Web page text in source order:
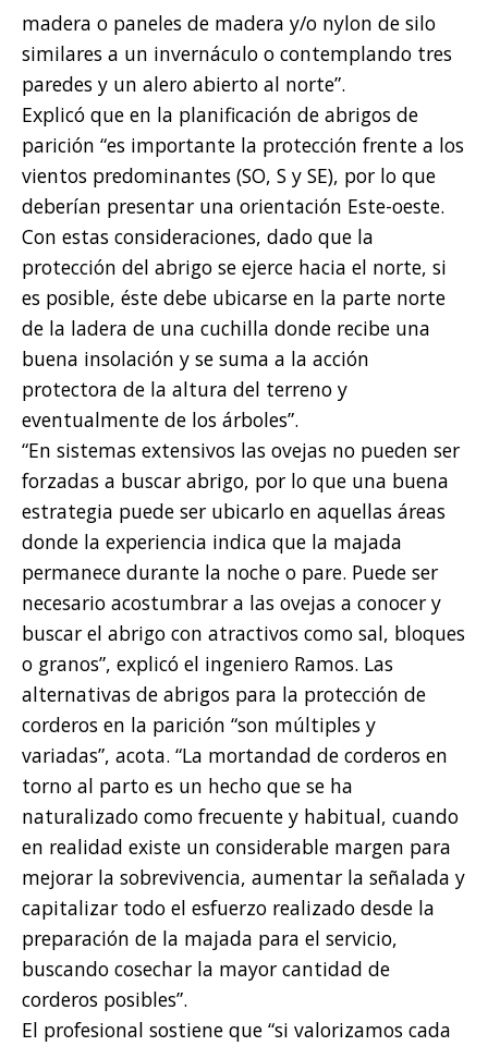
madera o paneles de madera y/o nylon de silo
similares a un invernáculo o contemplando tres
paredes y un alero abierto al norte”.
Explicó que en la planificación de abrigos de
parición “es importante la protección frente a los
vientos predominantes (SO, S y SE), por lo que
deberían presentar una orientación Este-oeste.
Con estas consideraciones, dado que la
protección del abrigo se ejerce hacia el norte, si
es posible, éste debe ubicarse en la parte norte
de la ladera de una cuchilla donde recibe una
buena insolación y se suma a la acción
protectora de la altura del terreno y
eventualmente de los árboles”.
“En sistemas extensivos las ovejas no pueden ser
forzadas a buscar abrigo, por lo que una buena
estrategia puede ser ubicarlo en aquellas áreas
donde la experiencia indica que la majada
permanece durante la noche o pare. Puede ser
necesario acostumbrar a las ovejas a conocer y
buscar el abrigo con atractivos como sal, bloques
o granos”, explicó el ingeniero Ramos. Las
alternativas de abrigos para la protección de
corderos en la parición “son múltiples y
variadas”, acota. “La mortandad de corderos en
torno al parto es un hecho que se ha
naturalizado como frecuente y habitual, cuando
en realidad existe un considerable margen para
mejorar la sobrevivencia, aumentar la señalada y
capitalizar todo el esfuerzo realizado desde la
preparación de la majada para el servicio,
buscando cosechar la mayor cantidad de
corderos posibles”.
El profesional sostiene que “si valorizamos cada